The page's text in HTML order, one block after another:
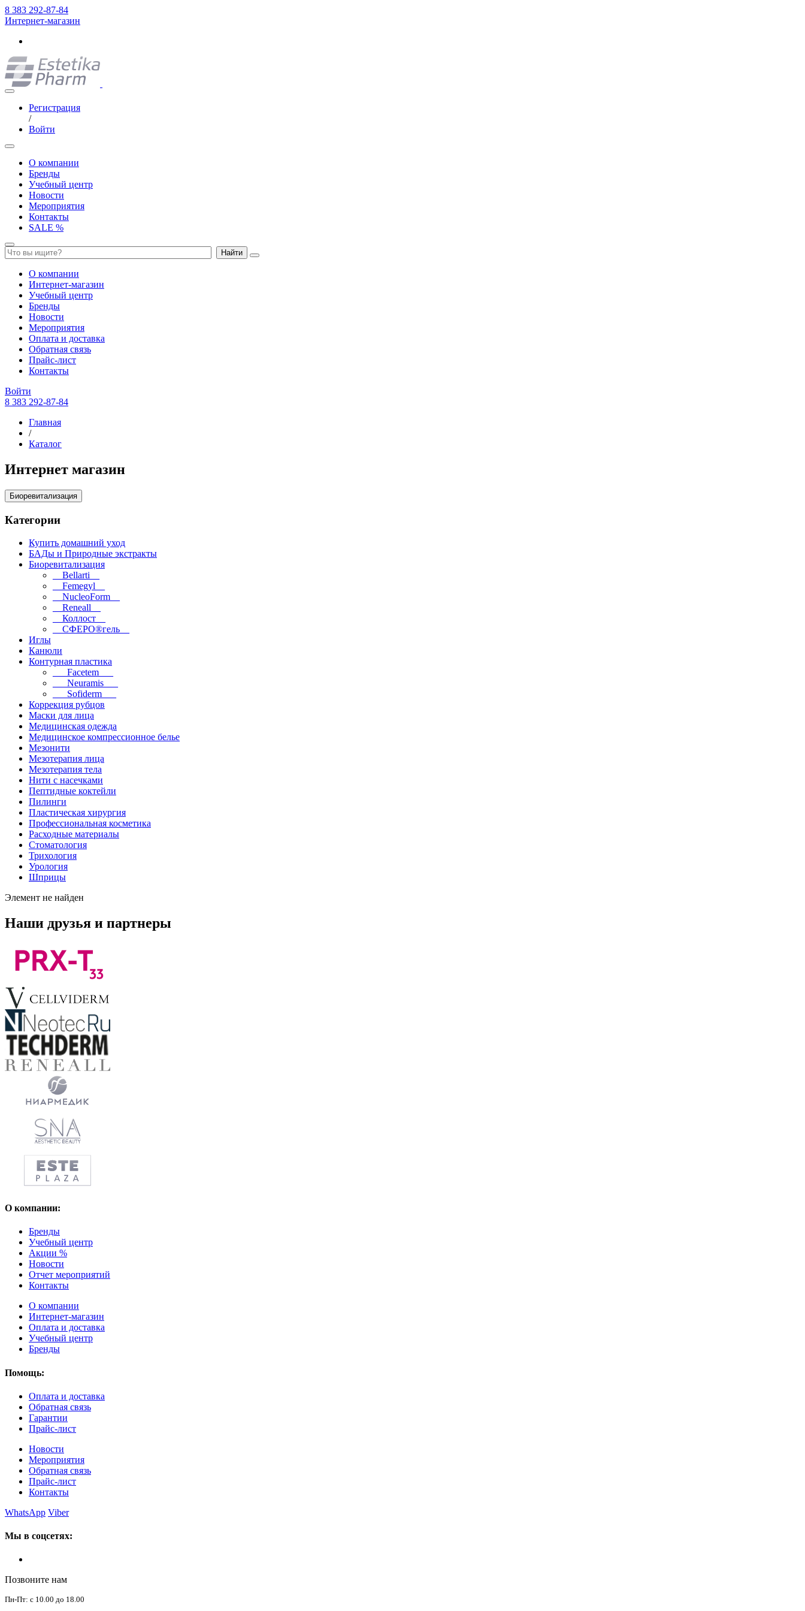
8 383 292-87-84
Интернет-магазин
Регистрация
/
Войти
О компании
Бренды
Учебный центр
Новости
Мероприятия
Контакты
SALE %
Найти
О компании
Интернет-магазин
Учебный центр
Бренды
Новости
Мероприятия
Оплата и доставка
Обратная связь
Прайс-лист
Контакты
Войти
8 383 292-87-84
Главная
/
Каталог
Интернет магазин
Биоревитализация
Категории
Купить домашний уход
БАДы и Природные экстракты
Биоревитализация
__Bellarti__
__Femegyl__
__NucleoForm__
__Reneall__
__Коллост__
__СФЕРО®гель__
Иглы
Канюли
Контурная пластика
___Facetem___
___Neuramis___
___Sofiderm___
Коррекция рубцов
Маски для лица
Медицинская одежда
Медицинское компрессионное белье
Мезонити
Мезотерапия лица
Мезотерапия тела
Нити с насечками
Пептидные коктейли
Пилинги
Пластическая хирургия
Профессиональная косметика
Расходные материалы
Стоматология
Трихология
Урология
Шприцы
Элемент не найден
Наши друзья и партнеры
О компании:
Бренды
Учебный центр
Акции %
Новости
Отчет мероприятий
Контакты
О компании
Интернет-магазин
Оплата и доставка
Учебный центр
Бренды
Помощь:
Оплата и доставка
Обратная связь
Гарантии
Прайс-лист
Новости
Мероприятия
Обратная связь
Прайс-лист
Контакты
WhatsApp Viber
Мы в соцсетях:
Позвоните нам
Пн-Пт: с 10.00 до 18.00